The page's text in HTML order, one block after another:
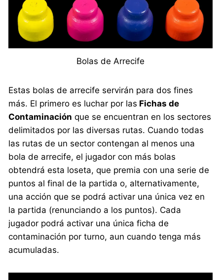
Bolas de Arrecife
Estas bolas de arrecife servirán para dos fines
más. El primero es luchar por las Fichas de
Contaminación que se encuentran en los sectores
delimitados por las diversas rutas. Cuando todas
las rutas de un sector contengan al menos una
bola de arrecife, el jugador con más bolas
obtendrá esta loseta, que premia con una serie de
puntos al final de la partida o, alternativamente,
una acción que se podrá activar una única vez en
la partida (renunciando a los puntos). Cada
jugador podrá activar una única ficha de
contaminación por turno, aun cuando tenga más
acumuladas.